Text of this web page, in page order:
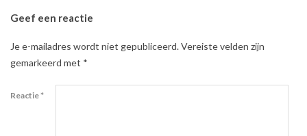
Geef een reactie
Je e-mailadres wordt niet gepubliceerd.Vereiste velden zijn
gemarkeerd met *
Reactie*